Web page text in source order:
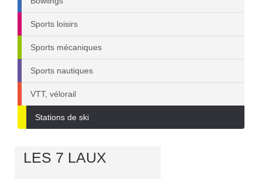
Sports loisirs
Sports mécaniques
Sports nautiques
VTT, vélorail
Stations de ski
LES 7 LAUX